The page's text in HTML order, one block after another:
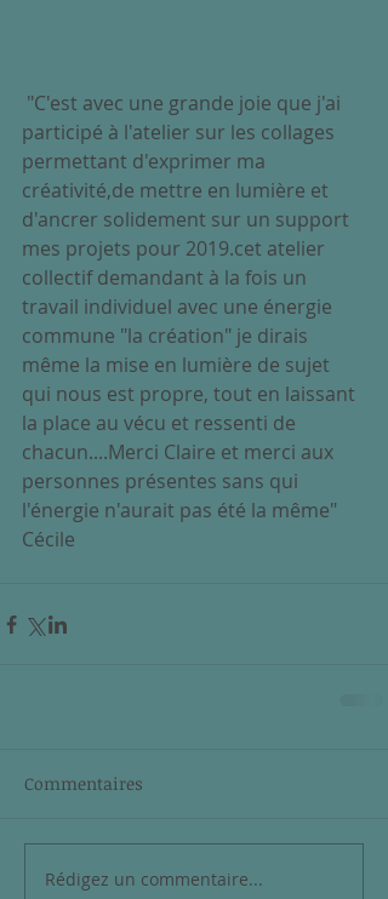
participé à l'atelier sur les collages
permettant d'exprimer ma
créativité,de mettre en lumière et
d'ancrer solidement sur un support
mes projets pour 2019.cet atelier
collectif demandant à la fois un
travail individuel avec une énergie
commune "la création" je dirais
même la mise en lumière de sujet
qui nous est propre, tout en laissant
la place au vécu et ressenti de
chacun....Merci Claire et merci aux
personnes présentes sans qui
l'énergie n'aurait pas été la même"
Cécile
Commentaires
Rédigez un commentaire...